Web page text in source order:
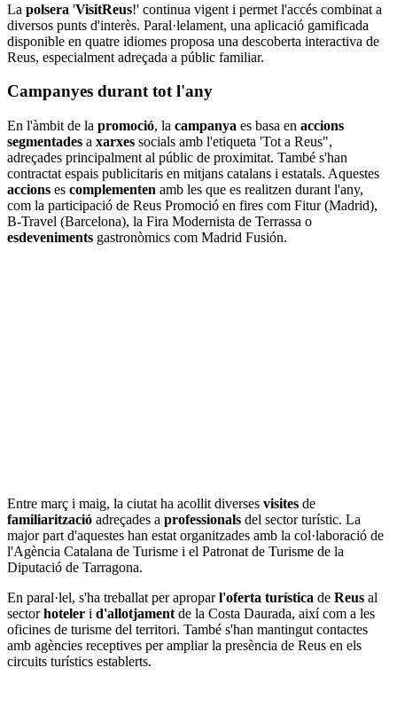
La polsera 'VisitReus!' continua vigent i permet l'accés combinat a
diversos punts d'interès. Paral·lelament, una aplicació gamificada
disponible en quatre idiomes proposa una descoberta interactiva de
Reus, especialment adreçada a públic familiar.
Campanyes durant tot l'any
En l'àmbit de la promoció, la campanya es basa en accions
segmentades a xarxes socials amb l'etiqueta 'Tot a Reus",
adreçades principalment al públic de proximitat. També s'han
contractat espais publicitaris en mitjans catalans i estatals. Aquestes
accions es complementen amb les que es realitzen durant l'any,
com la participació de Reus Promoció en fires com Fitur (Madrid),
B-Travel (Barcelona), la Fira Modernista de Terrassa o
esdeveniments gastronòmics com Madrid Fusión.
Entre març i maig, la ciutat ha acollit diverses visites de
familiarització adreçades a professionals del sector turístic. La
major part d'aquestes han estat organitzades amb la col·laboració de
l'Agència Catalana de Turisme i el Patronat de Turisme de la
Diputació de Tarragona.
En paral·lel, s'ha treballat per aproparl'oferta turística de Reus al
sectorhoteler i d'allotjament de la Costa Daurada, així com a les
oficines de turisme del territori. També s'han mantingut contactes
amb agències receptives per ampliar la presència de Reus en els
circuits turístics establerts.